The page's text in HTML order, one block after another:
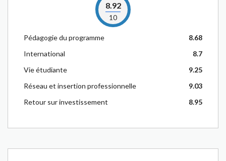
8.92
10
Pédagogie du programme
8.68
International
8.7
Vie étudiante
9.25
Réseau et insertion professionnelle
9.03
Retour sur investissement
8.95